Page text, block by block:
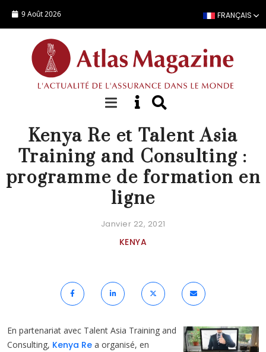
9 Août 2026 FRANÇAIS
ACTUALITÉ
Kenya Re et Talent Asia
Training and Consulting :
programme de formation en
ligne
Janvier 22, 2021
KENYA
En partenariat avec Talent Asia Training and
Consulting, Kenya Re a organisé, en